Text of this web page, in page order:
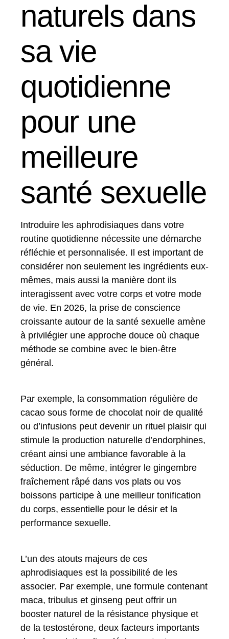
naturels dans
sa vie
quotidienne
pour une
meilleure
santé sexuelle
Introduire les aphrodisiaques dans votre
routine quotidienne nécessite une démarche
réfléchie et personnalisée. Il est important de
considérer non seulement les ingrédients eux-
mêmes, mais aussi la manière dont ils
interagissent avec votre corps et votre mode
de vie. En 2026, la prise de conscience
croissante autour de la santé sexuelle amène
à privilégier une approche douce où chaque
méthode se combine avec le bien-être
général.
Par exemple, la consommation régulière de
cacao sous forme de chocolat noir de qualité
ou d’infusions peut devenir un rituel plaisir qui
stimule la production naturelle d’endorphines,
créant ainsi une ambiance favorable à la
séduction. De même, intégrer le gingembre
fraîchement râpé dans vos plats ou vos
boissons participe à une meilleur tonification
du corps, essentielle pour le désir et la
performance sexuelle.
L’un des atouts majeurs de ces
aphrodisiaques est la possibilité de les
associer. Par exemple, une formule contenant
maca, tribulus et ginseng peut offrir un
booster naturel de la résistance physique et
de la testostérone, deux facteurs importants